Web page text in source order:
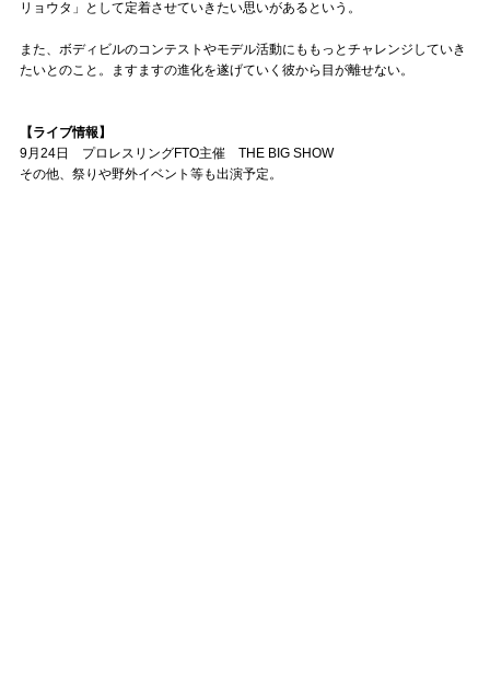
リョウタ」として定着させていきたい思いがあるという。
また、ボディビルのコンテストやモデル活動にももっとチャレンジしていき
たいとのこと。ますますの進化を遂げていく彼から目が離せない。
【ライブ情報】
9月24日 プロレスリングFTO主催 THE BIG SHOW
その他、祭りや野外イベント等も出演予定。